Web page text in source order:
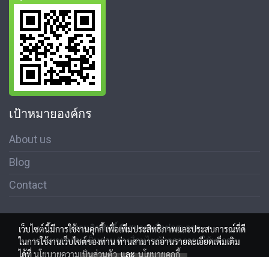
เป้าหมายองค์กร
About us
Blog
Contact
สงวนลิขสิทธิ์ © สมาคมสื่อช่อสะอาด
นโนบายความเป็นส่วนตัว เงื่อนไขข้อตกลงการใช้บริการ
เว็บไซต์นี้มีการใช้งานคุกกี้ เพื่อเพิ่มประสิทธิภาพและประสบการณ์ที่ดี
ในการใช้งานเว็บไซต์ของท่าน ท่านสามารถอ่านรายละเอียดเพิ่มเติม
ได้ที่นโยบายความเป็นส่วนตัวและนโยบายคุกกี้